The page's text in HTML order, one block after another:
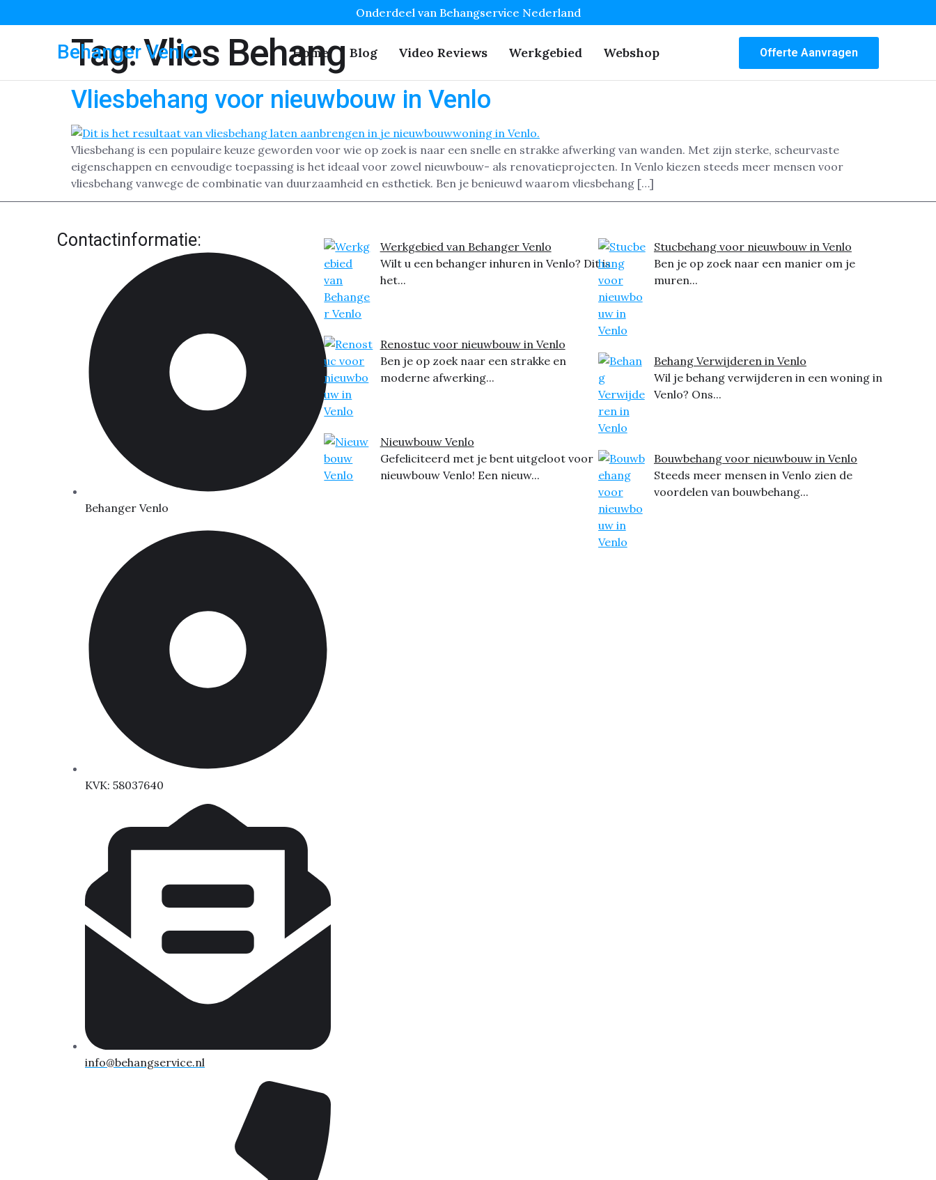
Onderdeel van Behangservice Nederland
Behanger Venlo Home Blog Video Reviews Werkgebied Webshop Offerte Aanvragen
Tag:Vlies Behang
Vliesbehang voor nieuwbouw in Venlo
Vliesbehang is een populaire keuze geworden voor wie op zoek is naar een snelle en strakke afwerking van wanden. Met zijn sterke, scheurvaste
eigenschappen en eenvoudige toepassing is het ideaal voor zowel nieuwbouw- als renovatieprojecten. In Venlo kiezen steeds meer mensen voor
vliesbehang vanwege de combinatie van duurzaamheid en esthetiek. Ben je benieuwd waarom vliesbehang […]
Contactinformatie:
Behanger Venlo
KVK: 58037640
info@behangservice.nl
Werkgebied van Behanger Venlo
Wilt u een behanger inhuren in Venlo? Dit is
het...
Renostuc voor nieuwbouw in Venlo
Ben je op zoek naar een strakke en
moderne afwerking...
Nieuwbouw Venlo
Gefeliciteerd met je bent uitgeloot voor
nieuwbouw Venlo! Een nieuw...
Stucbehang voor nieuwbouw in Venlo
Ben je op zoek naar een manier om je
muren...
Behang Verwijderen in Venlo
Wil je behang verwijderen in een woning in
Venlo? Ons...
Bouwbehang voor nieuwbouw in Venlo
Steeds meer mensen in Venlo zien de
voordelen van bouwbehang...